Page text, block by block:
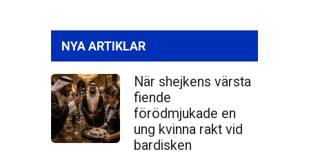
NYA ARTIKLAR
När shejkens värsta
fiende
förödmjukade en
ung kvinna rakt vid
bardisken